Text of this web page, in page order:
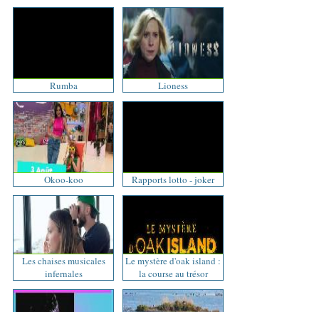
Rumba Lioness
Okoo-koo Rapports lotto - joker
Les chaises musicales
infernales
Le mystère d'oak island :
la course au trésor